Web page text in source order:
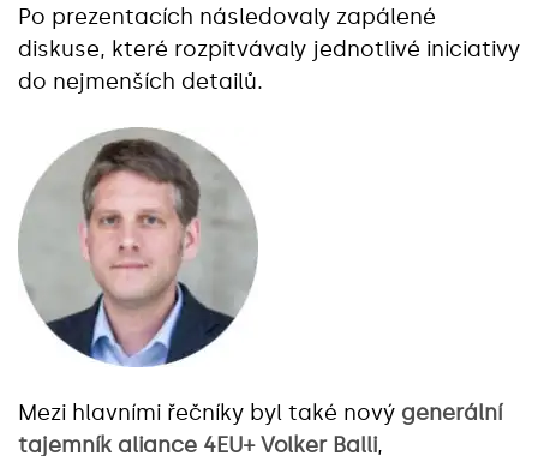
Po prezentacích následovaly zapálené
diskuse, které rozpitvávaly jednotlivé iniciativy
do nejmenších detailů.
Mezi hlavními řečníky byl také nový generální
tajemník aliance 4EU+ Volker Balli,